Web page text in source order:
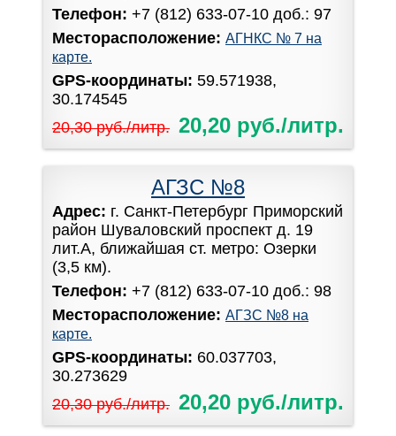
Телефон: +7 (812) 633-07-10 доб.: 97
Месторасположение: АГНКС № 7 на
карте.
GPS-координаты: 59.571938,
30.174545
20,30 руб./литр. 20,20 руб./литр.
АГЗС №8
Адрес: г. Санкт-Петербург Приморский
район Шуваловский проспект д. 19
лит.А, ближайшая ст. метро: Озерки
(3,5 км).
Телефон: +7 (812) 633-07-10 доб.: 98
Месторасположение: АГЗС №8 на
карте.
GPS-координаты: 60.037703,
30.273629
20,30 руб./литр. 20,20 руб./литр.